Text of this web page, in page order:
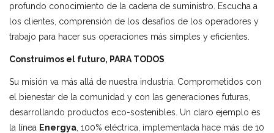
profundo conocimiento de la cadena de suministro. Escucha a
los clientes, comprensión de los desafíos de los operadores y
trabajo para hacer sus operaciones más simples y eficientes.
Construimos el futuro, PARA TODOS
Su misión va más allá de nuestra industria. Comprometidos con
el bienestar de la comunidad y con las generaciones futuras,
desarrollando productos eco-sostenibles. Un claro ejemplo es
la línea Energya , 100% eléctrica, implementada hace más de 10